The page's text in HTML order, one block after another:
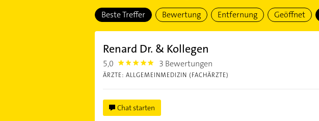
Beste Treffer Bewertung Entfernung Geöffnet
Renard Dr. & Kollegen
5,0 5.0 3 Bewertungen
ÄRZTE: ALLGEMEINMEDIZIN (FACHÄRZTE)
Chat starten